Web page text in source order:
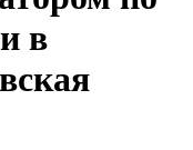
в